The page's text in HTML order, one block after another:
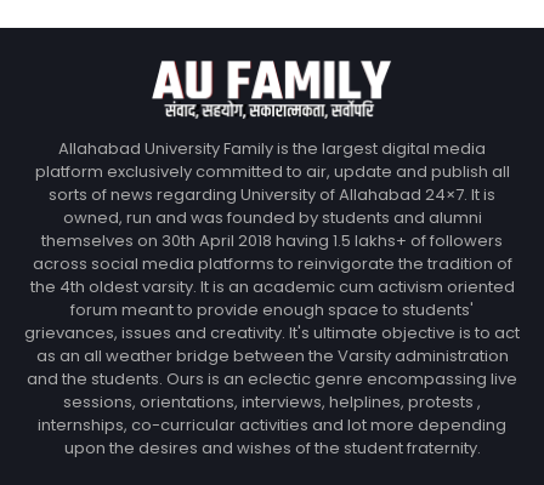
Allahabad University Family is the largest digital media
platform exclusively committed to air, update and publish all
sorts of news regarding University of Allahabad 24×7. It is
owned, run and was founded by students and alumni
themselves on 30th April 2018 having 1.5 lakhs+ of followers
across social media platforms to reinvigorate the tradition of
the 4th oldest varsity. It is an academic cum activism oriented
forum meant to provide enough space to students'
grievances, issues and creativity. It's ultimate objective is to act
as an all weather bridge between the Varsity administration
and the students. Ours is an eclectic genre encompassing live
sessions, orientations, interviews, helplines, protests ,
internships, co-curricular activities and lot more depending
upon the desires and wishes of the student fraternity.